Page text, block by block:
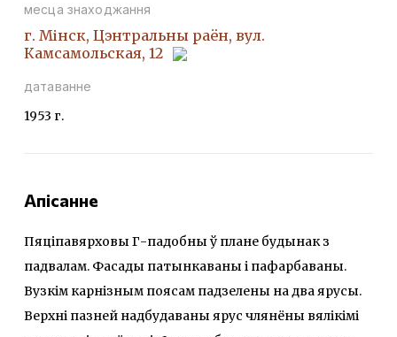
месца знаходжання
г. Мінск, Цэнтральны раён, вул.
Камсамольская, 12
датаванне
1953 г.
Апісанне
Пяціпавярховы Г-падобны ў плане будынак з
падвалам. Фасады патынкаваны і пафарбаваны.
Вузкім карнізным поясам падзелены на два ярусы.
Верхні пазней надбудаваны ярус члянёны вялікімі